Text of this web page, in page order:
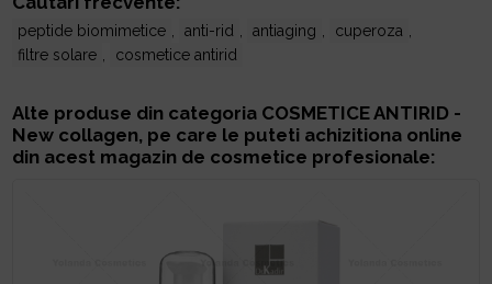
peptide biomimetice , anti-rid , antiaging , cuperoza ,
filtre solare , cosmetice antirid
Alte produse din categoria COSMETICE ANTIRID -
New collagen, pe care le puteti achizitiona online
din acest magazin de cosmetice profesionale: